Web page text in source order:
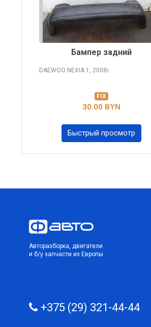
Бампер задний
DAEWOO NEXIA 1, 2008г.
FIX
30.00 BYN
Быстрый просмотр
Авторазборка, двигатели
и б/у запчасти из Европы
+375 (29) 321-44-44